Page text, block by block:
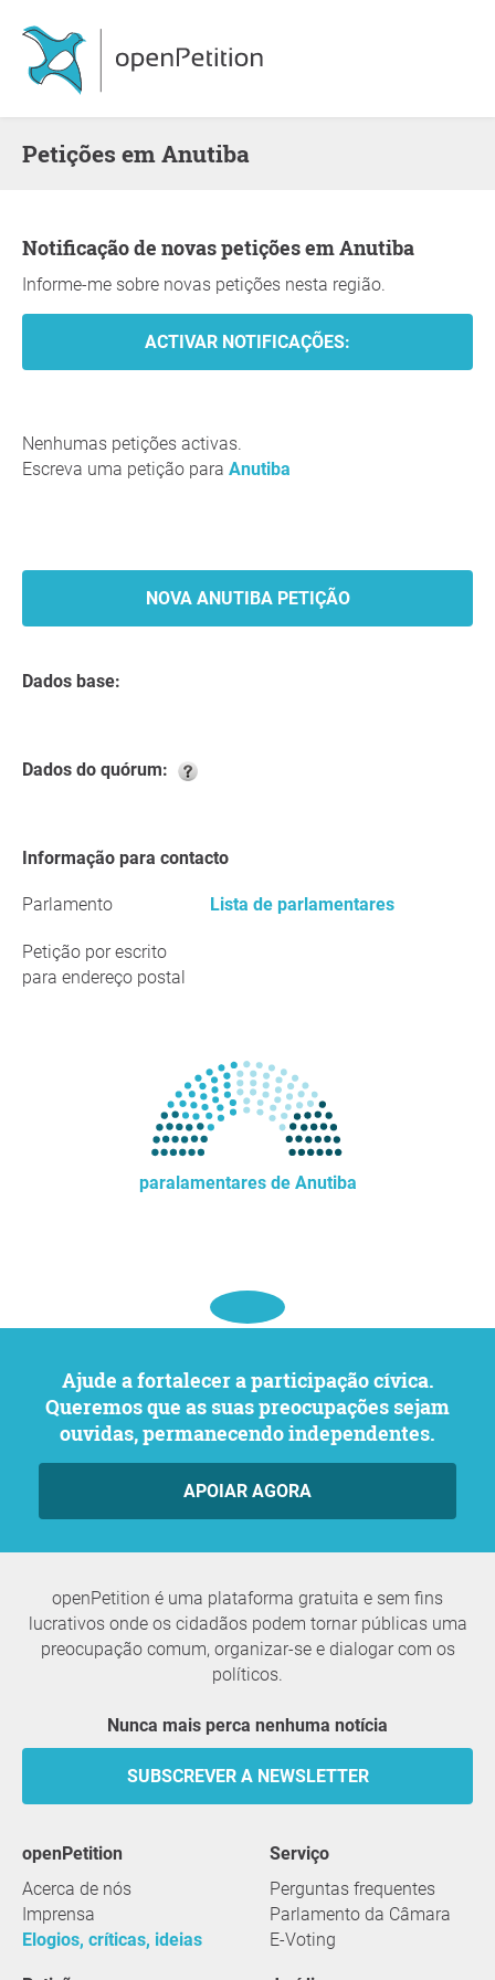
Petições em Anutiba
Notificação de novas petições em Anutiba
Informe-me sobre novas petições nesta região.
Nenhumas petições activas.
Escreva uma petição para Anutiba
NOVA ANUTIBA PETIÇÃO
Dados base:
Dados do quórum:
Informação para contacto
Parlamento Lista de parlamentares
Petição por escrito
para endereço postal
paralamentares de Anutiba
Ajude a fortalecer a participação cívica.
Queremos que as suas preocupações sejam
ouvidas, permanecendo independentes.
APOIAR AGORA
openPetition é uma plataforma gratuita e sem fins
lucrativos onde os cidadãos podem tornar públicas uma
preocupação comum, organizar-se e dialogar com os
políticos.
Nunca mais perca nenhuma notícia
SUBSCREVER A NEWSLETTER
openPetition
Acerca de nós
Imprensa
Elogios, críticas, ideias
serviço
Perguntas frequentes
Parlamento da Câmara
E-Voting